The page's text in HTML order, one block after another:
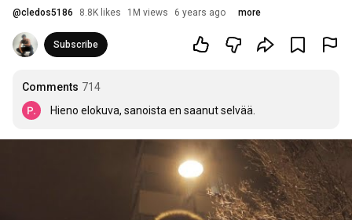
@cledos5186 8.8K likes 1M views 6 years ago more
Subscribe
Comments 714
Hieno elokuva, sanoista en saanut selvää.